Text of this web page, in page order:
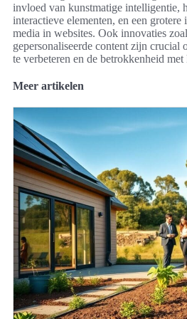
invloed van kunstmatige intelligentie,
interactieve elementen, en een grotere
media in websites. Ook innovaties
gepersonaliseerde content zijn crucial
te verbeteren en de betrokkenheid
Meer artikelen